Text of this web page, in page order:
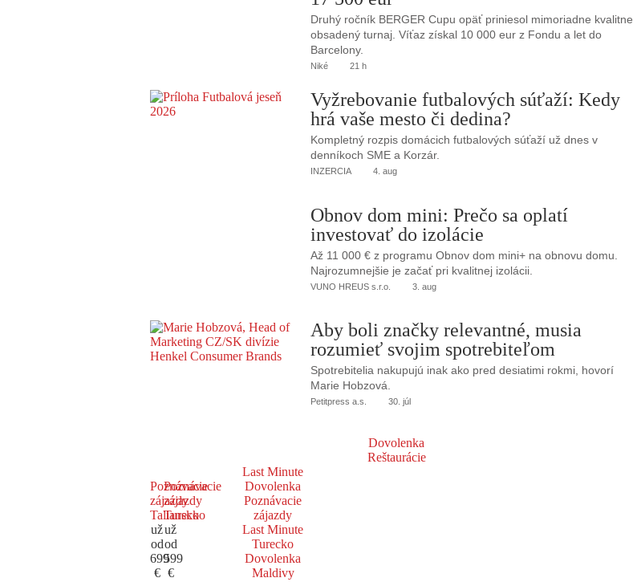
Druhý ročník BERGER Cupu opäť priniesol mimoriadne kvalitne
obsadený turnaj. Víťaz získal 10 000 eur z Fondu a let do
Barcelony.
Niké 21 h
Vyžrebovanie futbalových súťaží: Kedy
hrá vaše mesto či dedina?
Kompletný rozpis domácich futbalových súťaží už dnes v
denníkoch SME a Korzár.
INZERCIA 4. aug
Obnov dom mini: Prečo sa oplatí
investovať do izolácie
Až 11 000 € z programu Obnov dom mini+ na obnovu domu.
Najrozumnejšie je začať pri kvalitnej izolácii.
VUNO HREUS s.r.o. 3. aug
Aby boli značky relevantné, musia
rozumieť svojim spotrebiteľom
Spotrebitelia nakupujú inak ako pred desiatimi rokmi, hovorí
Marie Hobzová.
Petitpress a.s. 30. júl
Dovolenka
Reštaurácie
Poznávacie
zájazdy
Taliansko
už
od
699
€
Poznávacie
zájazdy
Turecko
už
od
599
€
Last Minute
Dovolenka
Poznávacie
zájazdy
Last Minute
Turecko
Dovolenka
Maldivy